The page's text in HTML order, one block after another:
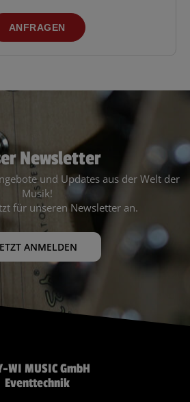
ANFRAGEN
Newsletter
und Updates aus der Welt der
Musik!
für unseren Newsletter an.
ANMELDEN
WI MUSIC GmbH
Eventtechnik